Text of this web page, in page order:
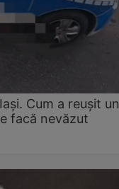
Cum a reușit un
facă nevăzut